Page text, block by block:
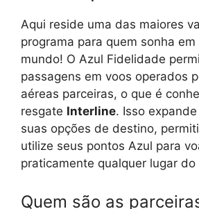
Aqui reside uma das maiores
programa para quem sonha
mundo! O Azul Fidelidade
passagens em voos operados
aéreas parceiras, o que é
resgate Interline. Isso
suas opções de destino,
utilize seus pontos Azul para
praticamente qualquer lugar do
Quem são as